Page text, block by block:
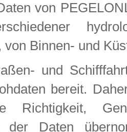
von
von Binnen- und
und
bereit.
Richtigkeit,
der Daten